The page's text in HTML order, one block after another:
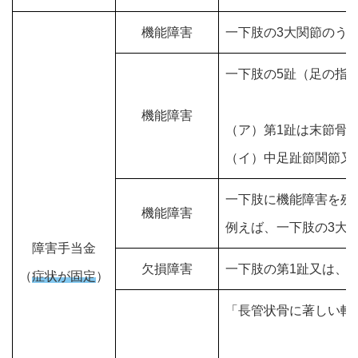
障害手当金
（症状が固定）
機能障害 一下肢の3大関節のう
機能障害
一下肢の5趾（足の指
（ア）第1趾は末節骨
（イ）中足趾節関節
機能障害
一下肢に機能障害を残
例えば、一下肢の3大
欠損障害 一下肢の第1趾又は、
「長管状骨に著しい